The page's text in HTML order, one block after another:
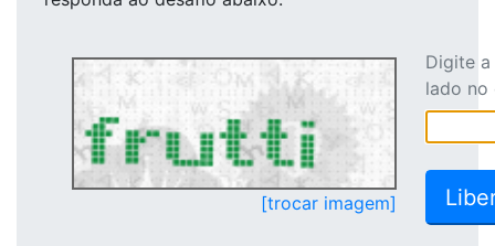
[trocar imagem]
Digite
lado no